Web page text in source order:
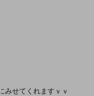
みせてくれますｖｖ